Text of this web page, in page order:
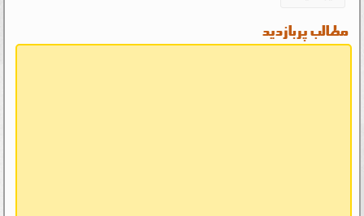
مطالب پربازدید